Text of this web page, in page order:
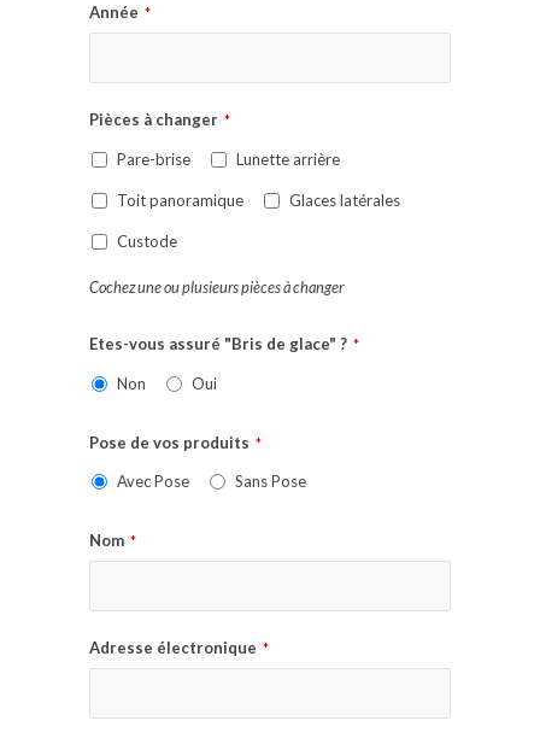
Année *
Pièces à changer *
Pare-brise Lunette arrière
Toit panoramique Glaces latérales
Custode
Cochez une ou plusieurs pièces à changer
Etes-vous assuré "Bris de glace" ? *
Non Oui
Pose de vos produits *
Avec Pose Sans Pose
Nom *
Adresse électronique *